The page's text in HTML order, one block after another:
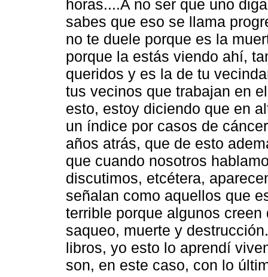
horas....A no ser que uno
sabes que eso se llama
no te duele porque es la
porque la estás viendo ahí,
queridos y es la de tu
tus vecinos que trabajan en
esto, estoy diciendo que en
un índice por casos de
años atrás, que de esto
que cuando nosotros
discutimos, etcétera,
señalan como aquellos que
terrible porque algunos
saqueo, muerte y
libros, yo esto lo aprendí
son, en este caso, con lo